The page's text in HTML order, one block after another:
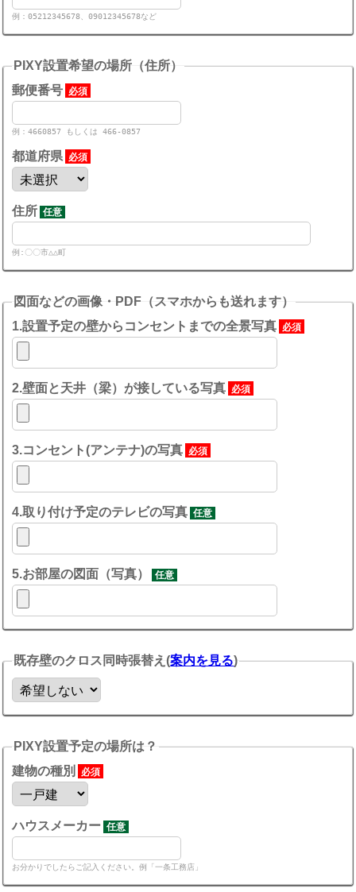
例：05212345678、09012345678など
PIXY設置希望の場所（住所）
郵便番号 必須
例：4660857 もしくは 466-0857
都道府県 必須
住所 任意
例:〇〇市△△町
図面などの画像・PDF（スマホからも送れます）
1.設置予定の壁からコンセントまでの全景写真 必須
2.壁面と天井（梁）が接している写真 必須
3.コンセント(アンテナ)の写真 必須
4.取り付け予定のテレビの写真 任意
5.お部屋の図面（写真） 任意
既存壁のクロス同時張替え(案内を見る)
PIXY設置予定の場所は？
建物の種別
必須
ハウスメーカー 任意
お分かりでしたらご記入ください。例「一条工務店」